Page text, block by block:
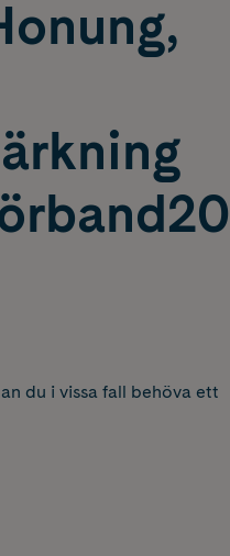
du i vissa fall behöva ett